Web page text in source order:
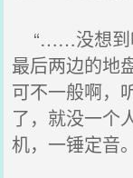
“……没想到
最后两边的地
可不一般啊，
了，就没一个
机，一锤定音